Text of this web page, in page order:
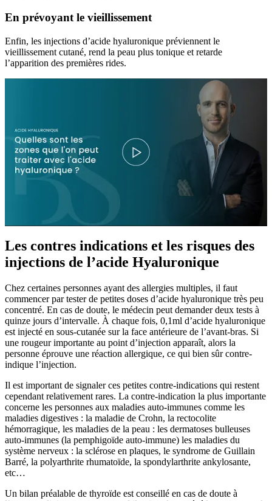
En prévoyant le vieillissement
Enfin, les injections d’acide hyaluronique préviennent le
vieillissement cutané, rend la peau plus tonique et retarde
l’apparition des premières rides.
Les contres indications et les risques des
injections de l’acide Hyaluronique
Chez certaines personnes ayant des allergies multiples, il faut
commencer par tester de petites doses d’acide hyaluronique très peu
concentré. En cas de doute, le médecin peut demander deux tests à
quinze jours d’intervalle. À chaque fois, 0,1ml d’acide hyaluronique
est injecté en sous-cutanée sur la face antérieure de l’avant-bras. Si
une rougeur importante au point d’injection apparaît, alors la
personne éprouve une réaction allergique, ce qui bien sûr contre-
indique l’injection.
Il est important de signaler ces petites contre-indications qui restent
cependant relativement rares. La contre-indication la plus importante
concerne les personnes aux maladies auto-immunes comme les
maladies digestives : la maladie de Crohn, la rectocolite
hémorragique, les maladies de la peau : les dermatoses bulleuses
auto-immunes (la pemphigoïde auto-immune) les maladies du
système nerveux : la sclérose en plaques, le syndrome de Guillain
Barré, la polyarthrite rhumatoïde, la spondylarthrite ankylosante,
etc…
Un bilan préalable de thyroïde est conseillé en cas de doute à